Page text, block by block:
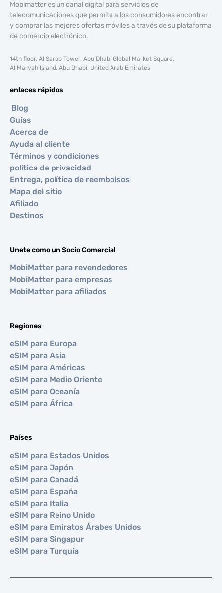
Mobimatter es un canal digital para servicios de
telecomunicaciones que permite a los consumidores encontrar
y comprar las mejores ofertas móviles a través de su plataforma
de comercio electrónico.
14th floor, Al Sarab Tower, Abu Dhabi Global Market Square,
Al Maryah Island, Abu Dhabi, United Arab Emirates
enlaces rápidos
Blog
Guías
Acerca de
Ayuda al cliente
Términos y condiciones
política de privacidad
Entrega, política de reembolsos
Mapa del sitio
Afiliado
Destinos
Unete como un Socio Comercial
MobiMatter para revendedores
MobiMatter para empresas
MobiMatter para afiliados
Regiones
eSIM para Europa
eSIM para Asia
eSIM para Américas
eSIM para Medio Oriente
eSIM para Oceanía
eSIM para África
Países
eSIM para Estados Unidos
eSIM para Japón
eSIM para Canadá
eSIM para España
eSIM para Italia
eSIM para Reino Unido
eSIM para Emiratos Árabes Unidos
eSIM para Singapur
eSIM para Turquía